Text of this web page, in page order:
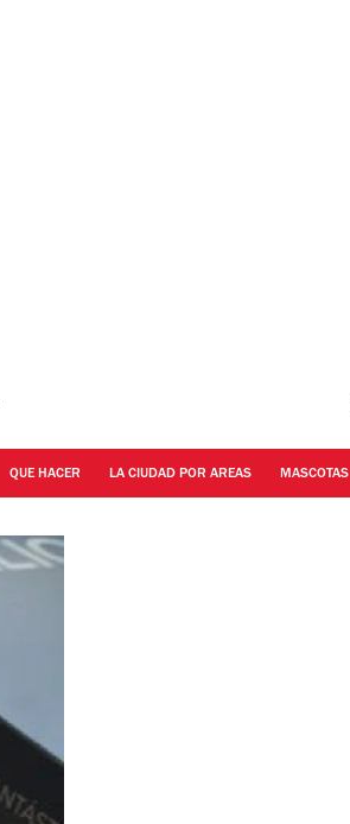
QUE HACER LA CIUDAD POR AREAS MASCOTAS